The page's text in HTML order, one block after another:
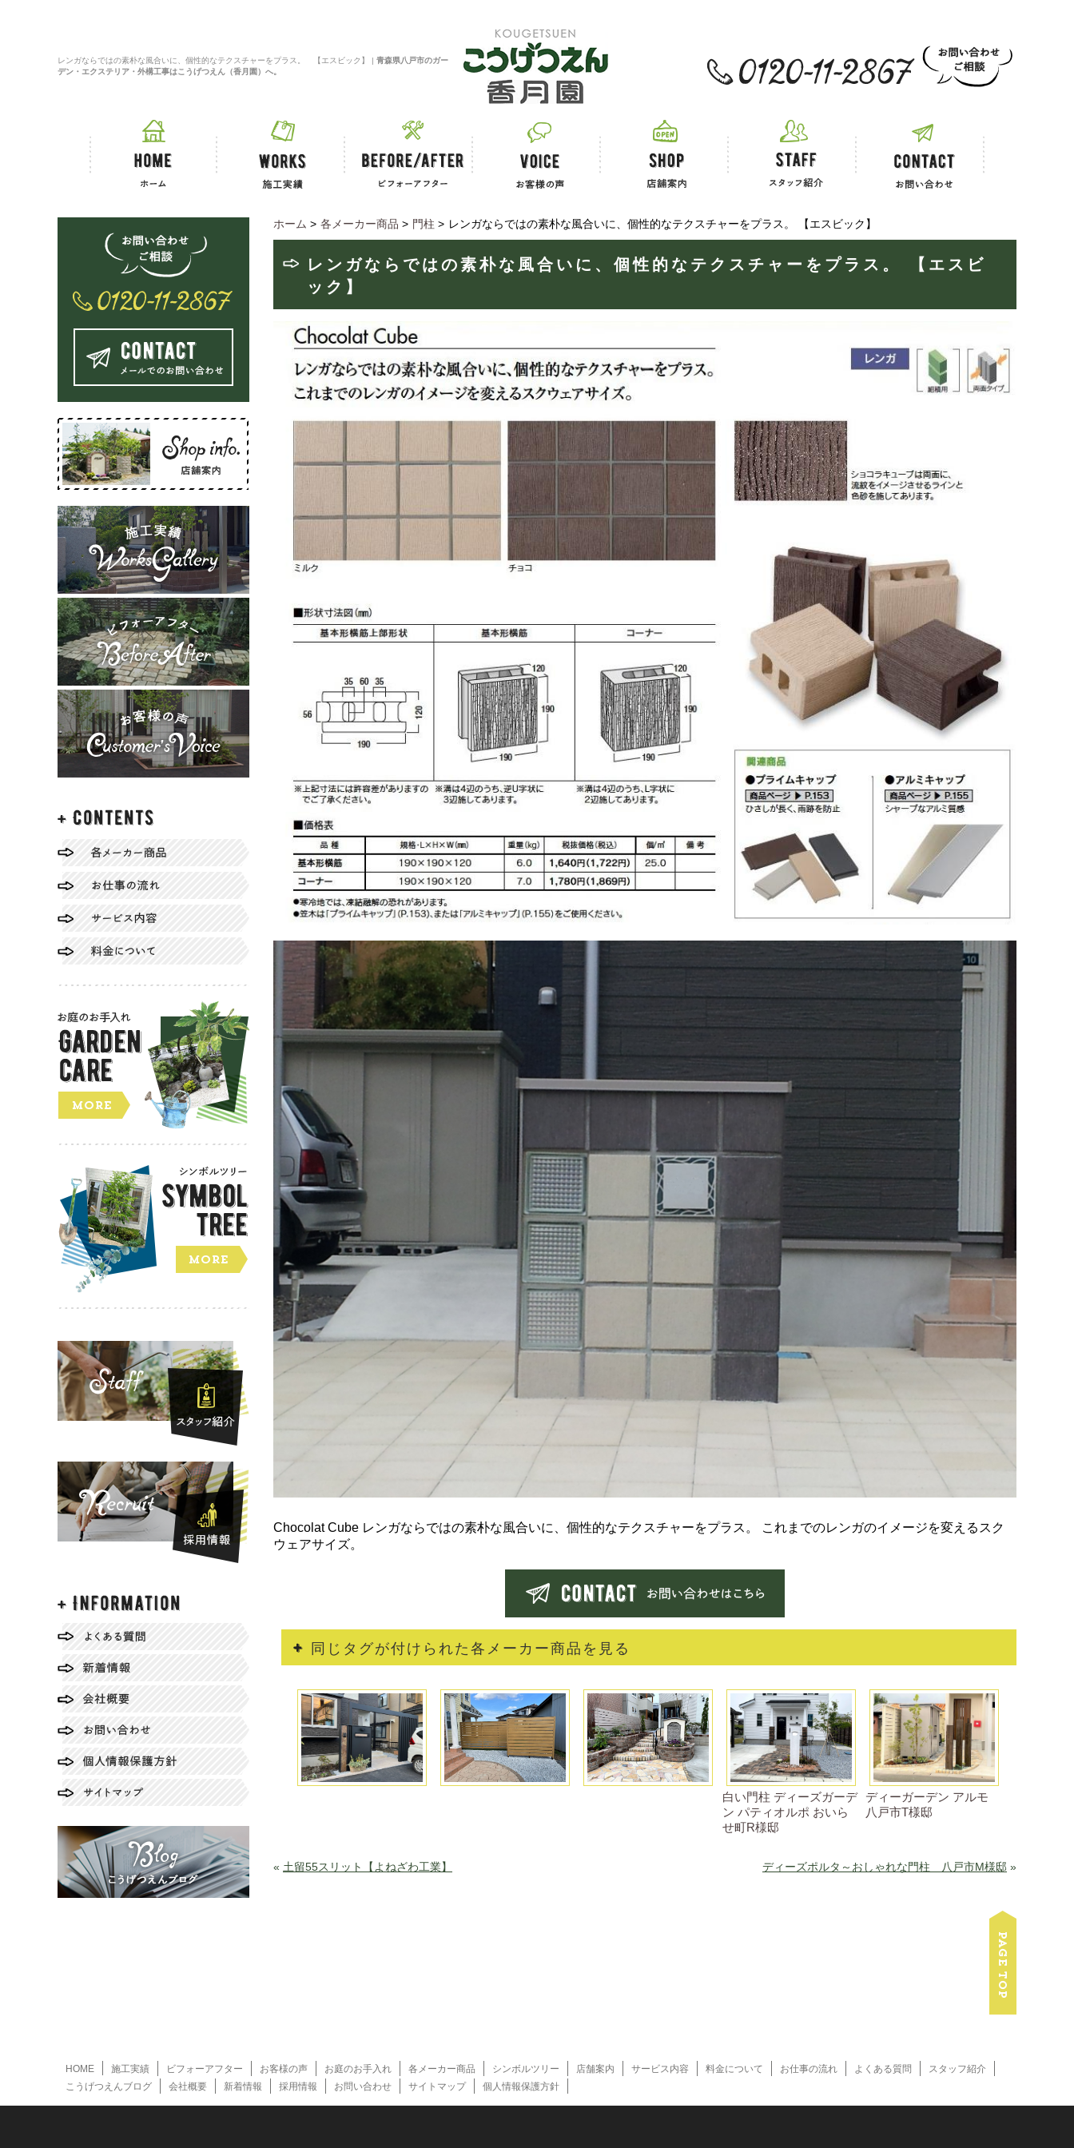
レンガならではの素朴な風合いに、個性的なテクスチャーをプラス。 【エスビック】 | 青森県八戸市のガー
デン・エクステリア・外構工事はこうげつえん（香月園）へ。
ホーム > 各メーカー商品 > 門柱 > レンガならではの素朴な風合いに、個性的なテクスチャーをプラス。 【エスビック】
レンガならではの素朴な風合いに、個性的なテクスチャーをプラス。 【エスビ
ック】
Chocolat Cube レンガならではの素朴な風合いに、個性的なテクスチャーをプラス。 これまでのレンガのイメージを変えるスク
ウェアサイズ。
同じタグが付けられた各メーカー商品を見る
白い門柱 ディーズガーデ
ン パティオルポ おいら
せ町R様邸
ディーガーデン アルモ
八戸市T様邸
« 土留55スリット【よねざわ工業】 ディーズポルタ～おしゃれな門柱 八戸市M様邸 »
HOME 施工実績 ビフォーアフター お客様の声 お庭のお手入れ 各メーカー商品 シンボルツリー 店舗案内 サービス内容 料金について お仕事の流れ よくある質問
スタッフ紹介
こうげつえんブログ
会社概要 新着情報 採用情報 お問い合わせ サイトマップ 個人情報保護方針